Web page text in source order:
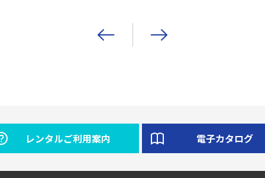
レンタルご利用案内 電子カタログ